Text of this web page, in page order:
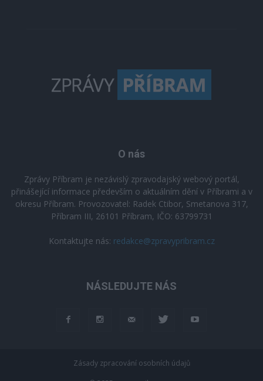
O nás
Zprávy Příbram je nezávislý zpravodajský webový portál,
přinášející informace především o aktuálním dění v Příbrami a v
okresu Příbram. Provozovatel: Radek Ctibor, Smetanova 317,
Příbram III, 26101 Příbram, IČO: 63799731
Kontaktujte nás: redakce@zpravypribram.cz
NÁSLEDUJTE NÁS
Zásady zpracování osobních údajů